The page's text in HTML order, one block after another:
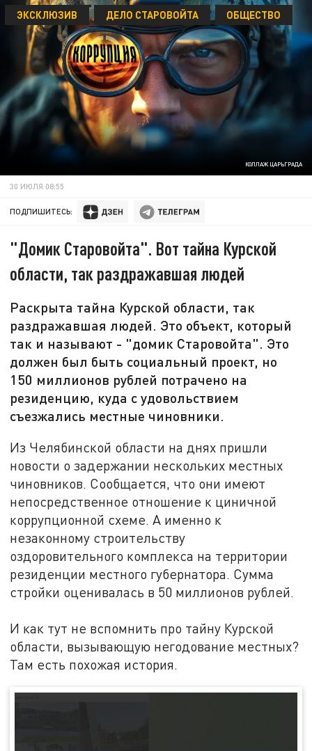
КОЛЛАЖ ЦАРЬГРАДА
ЭКСКЛЮЗИВ ДЕЛО СТАРОВОЙТА ОБЩЕСТВО
30 ИЮЛЯ 08:55
ПОДПИШИТЕСЬ:
"Домик Старовойта". Вот тайна Курской
области, так раздражавшая людей
Раскрыта тайна Курской области, так
раздражавшая людей. Это объект, который
так и называют - "домик Старовойта". Это
должен был быть социальный проект, но
150 миллионов рублей потрачено на
резиденцию, куда с удовольствием
съезжались местные чиновники.
Из Челябинской области на днях пришли
новости о задержании нескольких местных
чиновников. Сообщается, что они имеют
непосредственное отношение к циничной
коррупционной схеме. А именно к
незаконному строительству
оздоровительного комплекса на территории
резиденции местного губернатора. Сумма
стройки оценивалась в 50 миллионов рублей.
И как тут не вспомнить про тайну Курской
области, вызывающую негодование местных?
Там есть похожая история.